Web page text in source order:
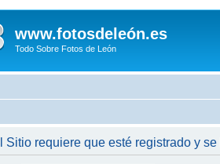
www.fotosdeleón.es
Todo Sobre Fotos de León
Sitio requiere que esté registrado y